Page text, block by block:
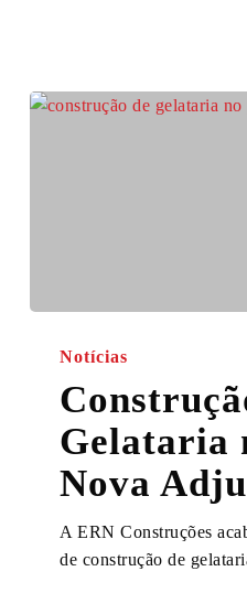
Porto
Nova
Notícias
Gelataria
Nova
A ERN Construções
de construção de